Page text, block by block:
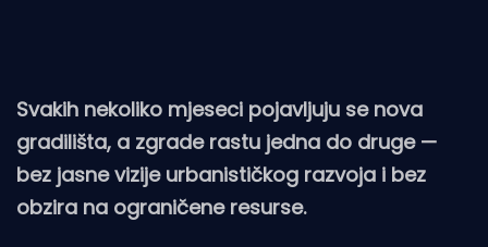
Svakih nekoliko mjeseci pojavljuju se nova
gradilišta, a zgrade rastu jedna do druge —
bez jasne vizije urbanističkog razvoja i bez
obzira na ograničene resurse.